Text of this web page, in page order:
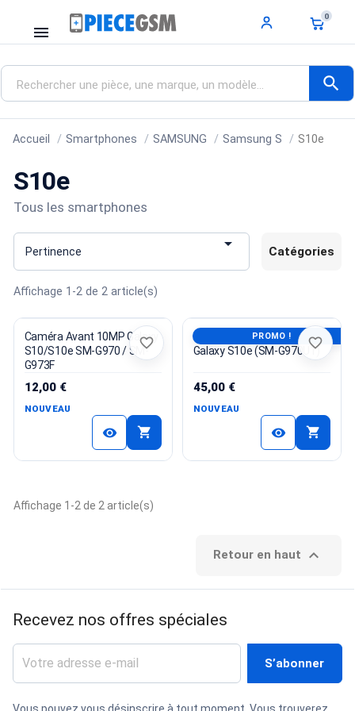
menu
0
search
Accueil Smartphones SAMSUNG Samsung S S10e
S10e
Tous les smartphones
Pertinence  Catégories
Affichage 1-2 de 2 article(s)
Caméra Avant 10MP Galaxy
S10/S10e SM-G970 / SM-
G973F
12,00 €
NOUVEAU
visibility shopping_cart
favorite_border
Carte Mère Samsung
Galaxy S10e (SM-G970U1)
45,00 €
NOUVEAU
visibility shopping_cart
PROMO ! favorite_border
Affichage 1-2 de 2 article(s)
Retour en haut 
Recevez nos offres spéciales
Vous pouvez vous désinscrire à tout moment. Vous trouverez